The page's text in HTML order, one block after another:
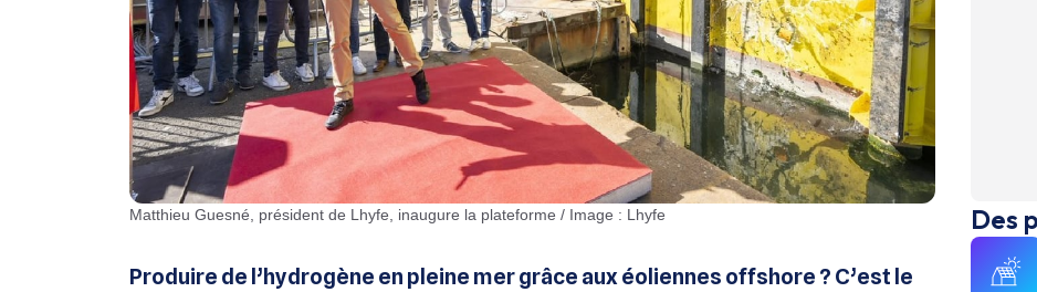
Matthieu Guesné, président de Lhyfe, inaugure la plateforme / Image : Lhyfe
Produire de l’hydrogène en pleine mer grâce aux éoliennes offshore ? C’est le
Des